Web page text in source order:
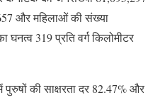
और महिलाओं की संख्या
319 प्रति वर्ग किलोमीटर
पुरुषों की साक्षरता दर 82.47% और